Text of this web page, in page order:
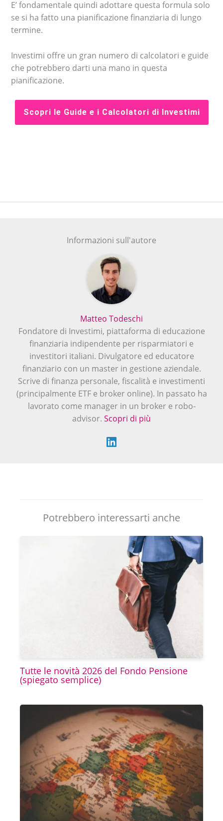
E’ fondamentale quindi adottare questa formula solo
se si ha fatto una pianificazione finanziaria di lungo
termine.
Investimi offre un gran numero di calcolatori e guide
che potrebbero darti una mano in questa
pianificazione.
Scopri le Guide e i Calcolatori di Investimi
Informazioni sull'autore
Matteo Todeschi
Fondatore di Investimi, piattaforma di educazione
finanziaria indipendente per risparmiatori e
investitori italiani. Divulgatore ed educatore
finanziario con un master in gestione aziendale.
Scrive di finanza personale, fiscalità e investimenti
(principalmente ETF e broker online). In passato ha
lavorato come manager in un broker e robo-
advisor. Scopri di più
Potrebbero interessarti anche
Tutte le novità 2026 del Fondo Pensione
(spiegato semplice)